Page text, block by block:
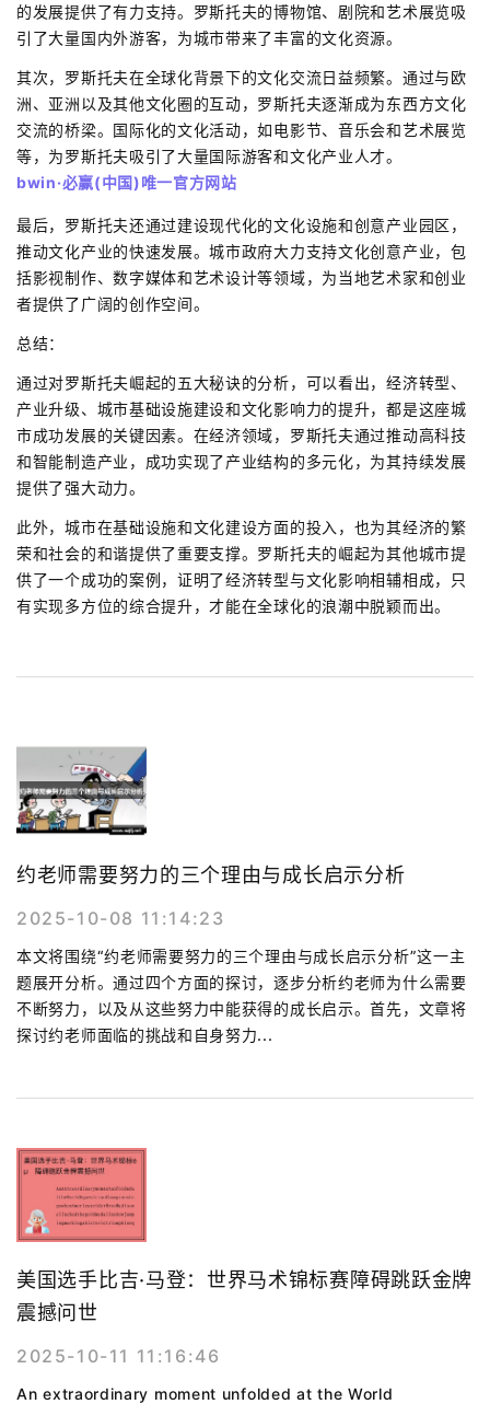
的发展提供了有力支持。罗斯托夫的博物馆、剧院和艺术展览吸
引了大量国内外游客，为城市带来了丰富的文化资源。
其次，罗斯托夫在全球化背景下的文化交流日益频繁。通过与欧
洲、亚洲以及其他文化圈的互动，罗斯托夫逐渐成为东西方文化
交流的桥梁。国际化的文化活动，如电影节、音乐会和艺术展览
等，为罗斯托夫吸引了大量国际游客和文化产业人才。
bwin·必赢(中国)唯一官方网站
最后，罗斯托夫还通过建设现代化的文化设施和创意产业园区，
推动文化产业的快速发展。城市政府大力支持文化创意产业，包
括影视制作、数字媒体和艺术设计等领域，为当地艺术家和创业
者提供了广阔的创作空间。
总结：
通过对罗斯托夫崛起的五大秘诀的分析，可以看出，经济转型、
产业升级、城市基础设施建设和文化影响力的提升，都是这座城
市成功发展的关键因素。在经济领域，罗斯托夫通过推动高科技
和智能制造产业，成功实现了产业结构的多元化，为其持续发展
提供了强大动力。
此外，城市在基础设施和文化建设方面的投入，也为其经济的繁
荣和社会的和谐提供了重要支撑。罗斯托夫的崛起为其他城市提
供了一个成功的案例，证明了经济转型与文化影响相辅相成，只
有实现多方位的综合提升，才能在全球化的浪潮中脱颖而出。
约老师需要努力的三个理由与成长启示分析
2025-10-08 11:14:23
本文将围绕“约老师需要努力的三个理由与成长启示分析”这一主
题展开分析。通过四个方面的探讨，逐步分析约老师为什么需要
不断努力，以及从这些努力中能获得的成长启示。首先，文章将
探讨约老师面临的挑战和自身努力...
美国选手比吉·马登：世界马术锦标赛障碍跳跃金牌
震撼问世
2025-10-11 11:16:46
An extraordinary moment unfolded at the World